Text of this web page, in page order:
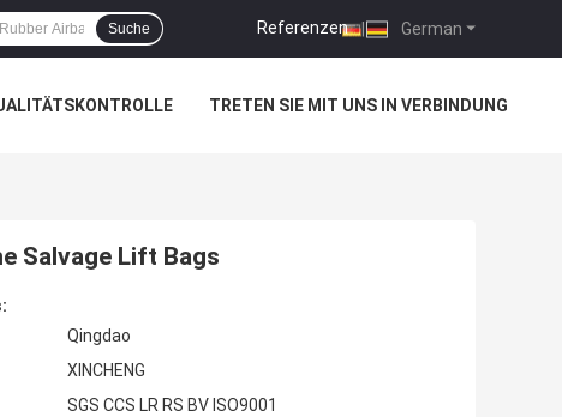
German
Referenzen |
Suche
TRETEN SIE MIT UNS IN VERBINDUNG
Salvage Lift Bags
Qingdao
XINCHENG
SGS CCS LR RS BV ISO9001